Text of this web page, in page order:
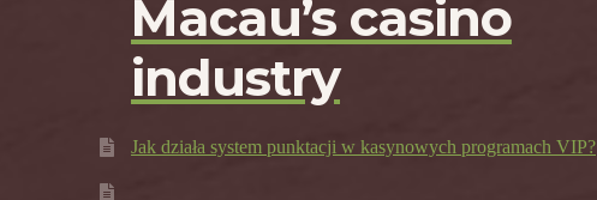
Macau’s casino
industry
Jak działa system punktacji w kasynowych programach VIP?